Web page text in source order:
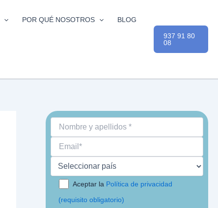
POR QUÉ NOSOTROS BLOG
937 91 80
08
Aceptar la Política de privacidad
(requisito obligatorio)